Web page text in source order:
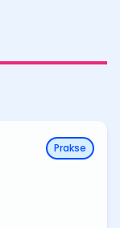
Prakse